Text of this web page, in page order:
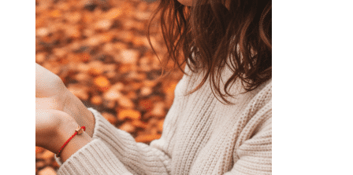
wynosiła:
19,99 zł.
wynosi:
8,99 zł.